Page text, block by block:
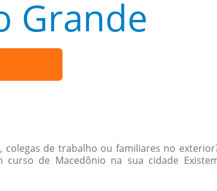
Grande
colegas de trabalho ou familiares no
de Macedônio na sua cidade